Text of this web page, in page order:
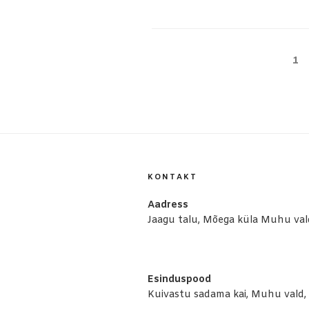
1
KONTAKT
Aadress
Jaagu talu, Mõega küla Muhu
Esinduspood
Kuivastu sadama kai, Muhu vald,